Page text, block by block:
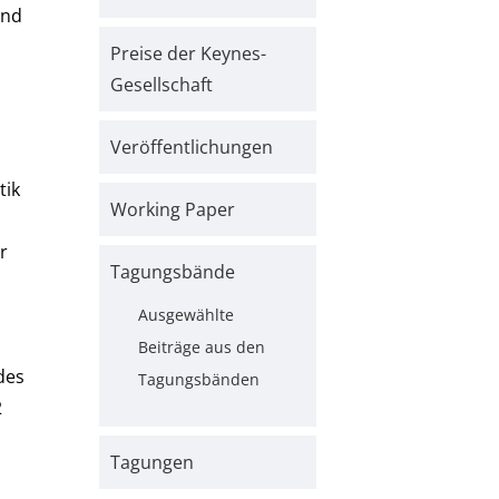
Preise der Keynes-
Gesellschaft
Veröffentlichungen
Working Paper
Tagungsbände
Ausgewählte
Beiträge aus den
Tagungsbänden
Tagungen